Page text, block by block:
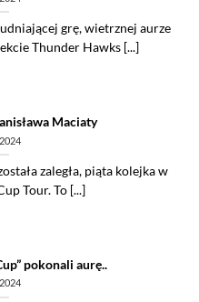
grę, wietrznej aurze
Thunder Hawks [...]
Maciaty
zaległa, piąta kolejka w
Tour. To [...]
pokonali aurę..